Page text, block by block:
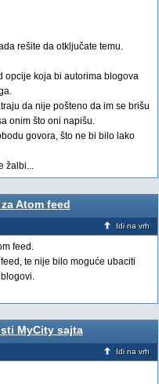
rešite da otključate temu.
opcije koja bi autorima blogova
da nije pošteno da im se brišu
onim što oni napišu.
govora, što ne bi bilo lako
žalbi...
Atom feed
Idi na vrh
feed.
te nije bilo moguće ubaciti
MyCity sajta
Idi na vrh